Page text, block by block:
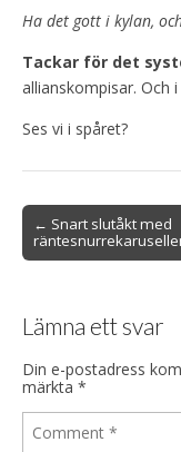
Ha det gott i kylan,
Tackar för det
allianskompisar. Och
Ses vi i spåret?
Post
navigation
← Snart slutåkt med
Lämna ett svar
Din e-postadress
märkta *